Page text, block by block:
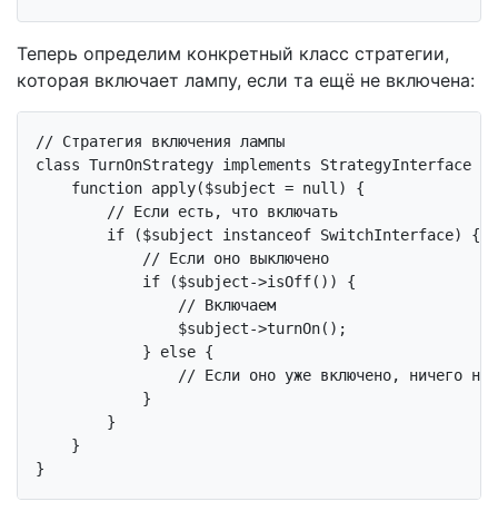
Теперь определим конкретный класс стратегии,
которая включает лампу, если та ещё не включена:
// Стратегия включения лампы
class TurnOnStrategy implements StrategyInterface
function apply($subject = null)
{
// Если есть, что включать
if ($subject instanceof SwitchInterface) {
// Если оно выключено
if ($subject->isOff()) {
// Включаем
                $subject->turnOn();
            }
else {
// Если оно уже включено, ничего не
            }
        }
    }